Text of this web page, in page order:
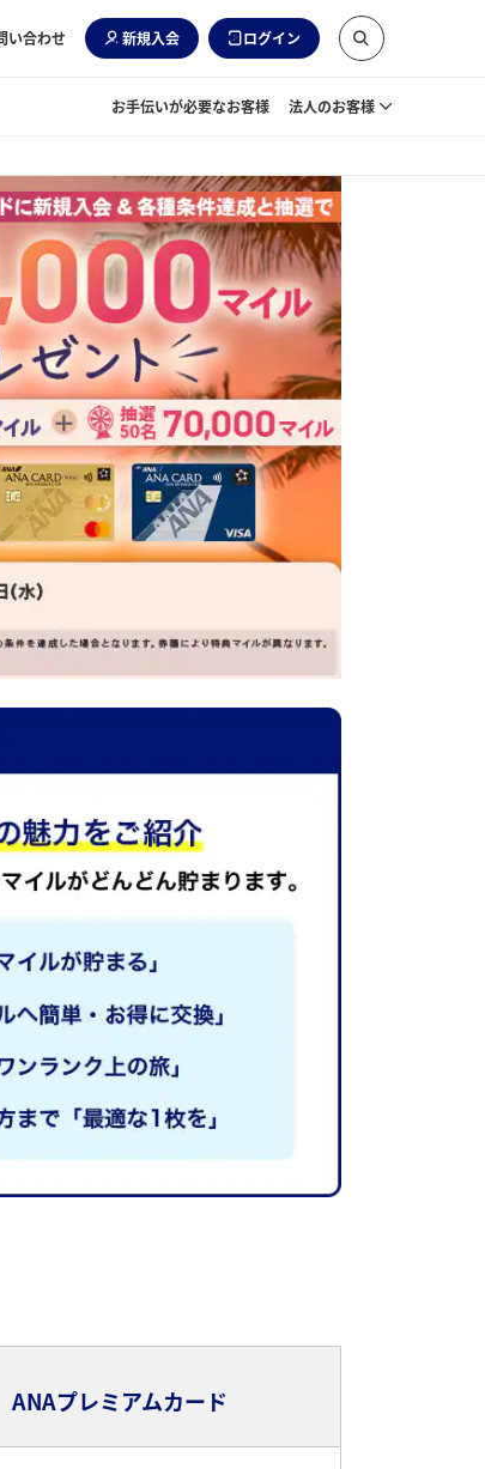
い合わせ 新規入会 ログイン
お手伝いが必要なお客様 法人のお客様
ANAプレミアムカード